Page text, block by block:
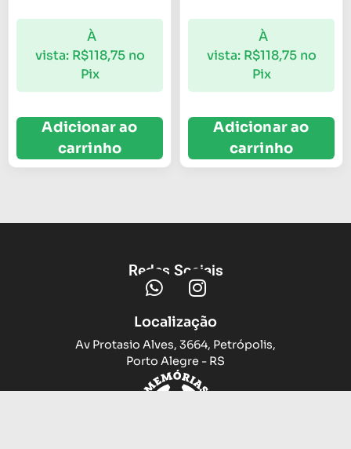
À
vista: R$118,75 no
Pix
Adicionar ao
carrinho
À
vista: R$118,75 no
Pix
Adicionar ao
carrinho
Redes Sociais
Localização
Av Protasio Alves, 3664, Petrópolis,
Porto Alegre - RS